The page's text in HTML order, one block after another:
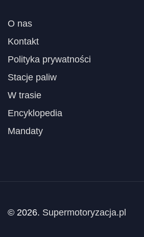
O nas
Kontakt
Polityka prywatności
Stacje paliw
W trasie
Encyklopedia
Mandaty
© 2026. Supermotoryzacja.pl